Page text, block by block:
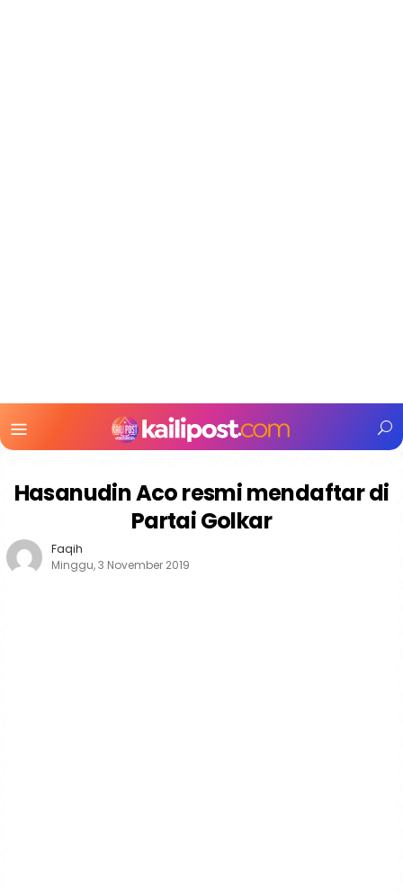
Mobile
Hasanudin Aco resmi mendaftar di
Partai Golkar
Faqih
Minggu, 3 November 2019